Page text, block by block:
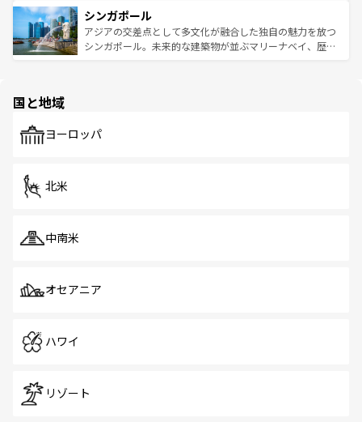
参照してほしい。
激する。気候は一年中温暖で、どの季節にも異なる楽しみ
が待っている。親しみやすいタイの人々、仏教を中心とし
た文化、そして多様な観光資源が、訪れる旅人を魅了し続
み、どこを訪れても感動するはず。観光スポットが密集し
ており、効率よく見どころを回れるのも魅力。息をのむよ
うな絶景から文化的な体験まで、香港を存分に楽しみ尽く
シンガポール
アジアの交差点として多文化が融合した独自の魅力を放つ
シンガポール。未来的な建築物が並ぶマリーナベイ、歴史
で、ホーカーズは地元の風情を楽しめる外せないスポット
国と地域
ヨーロッパ
北米
中南米
オセアニア
ハワイ
リゾート